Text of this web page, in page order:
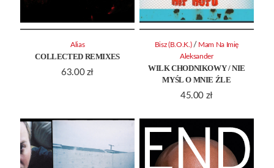
COLLECTED REMIXES
63.00 zł
Alias
WILK CHODNIKOWY / NIE
MYŚL O MNIE ŹLE
45.00 zł
Bisz (B.O.K.) / Mam Na Imię
Aleksander